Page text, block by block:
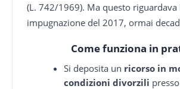
(L. 742/1969). Ma questo
impugnazione del 2017, ormai
Come funziona in
Si deposita un ricorso in
condizioni divorzili